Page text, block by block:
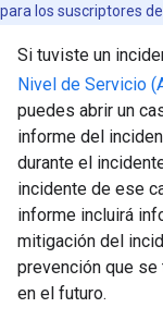
para los suscriptores
Si tuviste un
Nivel de Servicio
puedes abrir un
informe del
durante el
incidente de ese
informe incluirá
mitigación del
prevención que
en el futuro.